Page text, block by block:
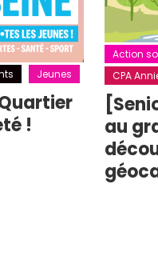
Jeunes
!
Action
CPA
au